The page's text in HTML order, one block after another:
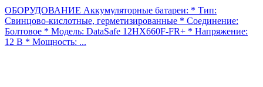
ОБОРУДОВАНИЕ Аккумуляторные батареи: * Тип:
Свинцово-кислотные, герметизированные * Соединение:
Болтовое * Модель: DataSafe 12HX660F-FR+ * Напряжение:
12 В * Мощность: ...